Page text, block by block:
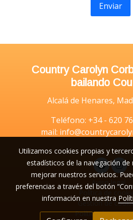
Enviar
Country Carolyn
bailando
Alcalá de Henares,
Teléfono: +34 - 620
mail:
Aviso legal
Política de
Gestión de
Política de
Utilizamos cookies propias y
estadísticos de la navegación
mejorar nuestros servicios.
preferencias a través del botón
información en nuestra